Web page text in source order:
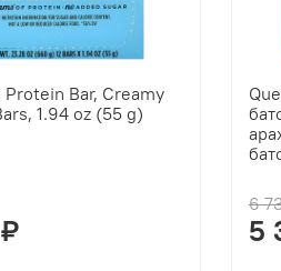
Bar, Creamy
1.94 oz (55 g)
6
5